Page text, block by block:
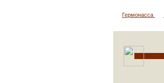
Гермонасса